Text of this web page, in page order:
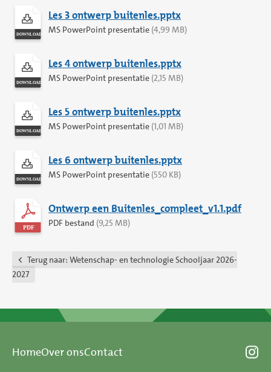
Les 3 ontwerp buitenles.pptx
MS PowerPoint presentatie (4,99 MB)
Les 4 ontwerp buitenles.pptx
MS PowerPoint presentatie (2,15 MB)
Les 5 ontwerp buitenles.pptx
MS PowerPoint presentatie (1,01 MB)
Les 6 ontwerp buitenles.pptx
MS PowerPoint presentatie (550 KB)
Ontwerp een Buitenles_compleet_v1.1.pdf
PDF bestand (9,25 MB)
Terug naar: Wetenschap- en technologie Schooljaar 2026-
2027
HomeOver onsContact